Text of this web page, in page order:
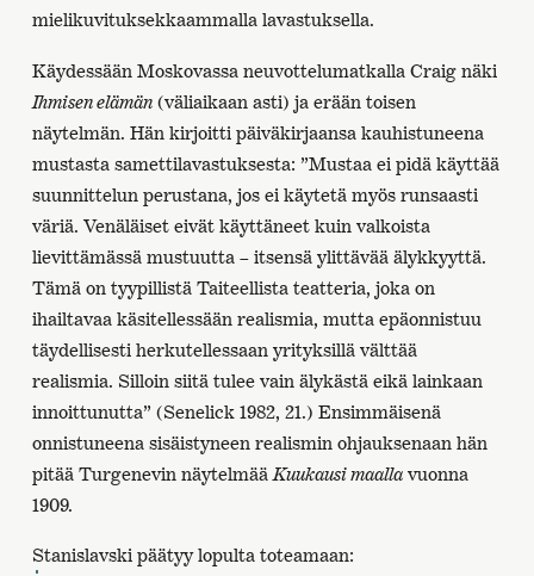
mielikuvituksekkaammalla lavastuksella.
Käydessään Moskovassa neuvottelumatkalla Craig näki
Ihmisen elämän(väliaikaan asti) ja erään toisen
näytelmän. Hän kirjoitti päiväkirjaansa kauhistuneena
mustasta samettilavastuksesta: ”Mustaa ei pidä käyttää
suunnittelun perustana, jos ei käytetä myös runsaasti
väriä. Venäläiset eivät käyttäneet kuin valkoista
lievittämässä mustuutta – itsensä ylittävää älykkyyttä.
Tämä on tyypillistä Taiteellista teatteria, joka on
ihailtavaa käsitellessään realismia, mutta epäonnistuu
täydellisesti herkutellessaan yrityksillä välttää
realismia. Silloin siitä tulee vain älykästä eikä lainkaan
innoittunutta” (Senelick 1982, 21.) Ensimmäisenä
onnistuneena sisäistyneen realismin ohjauksenaan hän
pitää Turgenevin näytelmää Kuukausi maallavuonna
1909.
Stanislavski päätyy lopulta toteamaan: